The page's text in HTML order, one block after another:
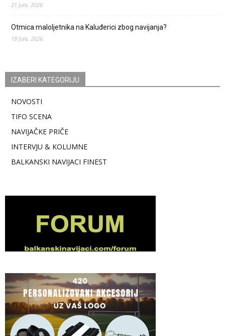
21 Jula, 2026
Otmica maloljetnika na Kaluđerici zbog navijanja?
18 Jula, 2026
IZABERI KATEGORIJU
NOVOSTI
TIFO SCENA
NAVIJAČKE PRIČE
INTERVJU & KOLUMNE
BALKANSKI NAVIJACI FINEST